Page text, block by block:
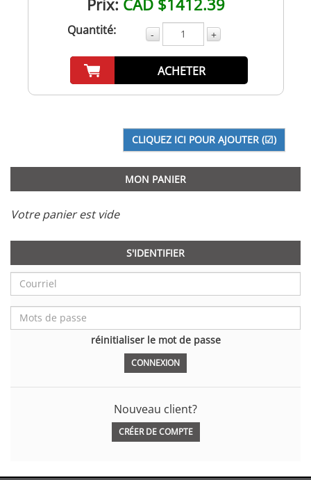
Quantité: - +
ACHETER
MON PANIER
Votre panier est vide
S'IDENTIFIER
réinitialiser le mot de passe
Nouveau client?
CRÉER DE COMPTE